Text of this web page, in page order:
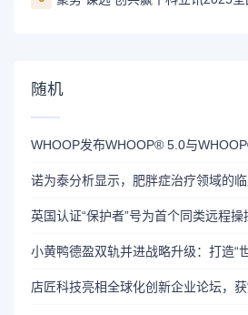
随机
诺为泰分析显示，肥胖症治疗领域的
英国认证“保护者”号为首个同类远程操
店匠科技亮相全球化创新企业论坛，